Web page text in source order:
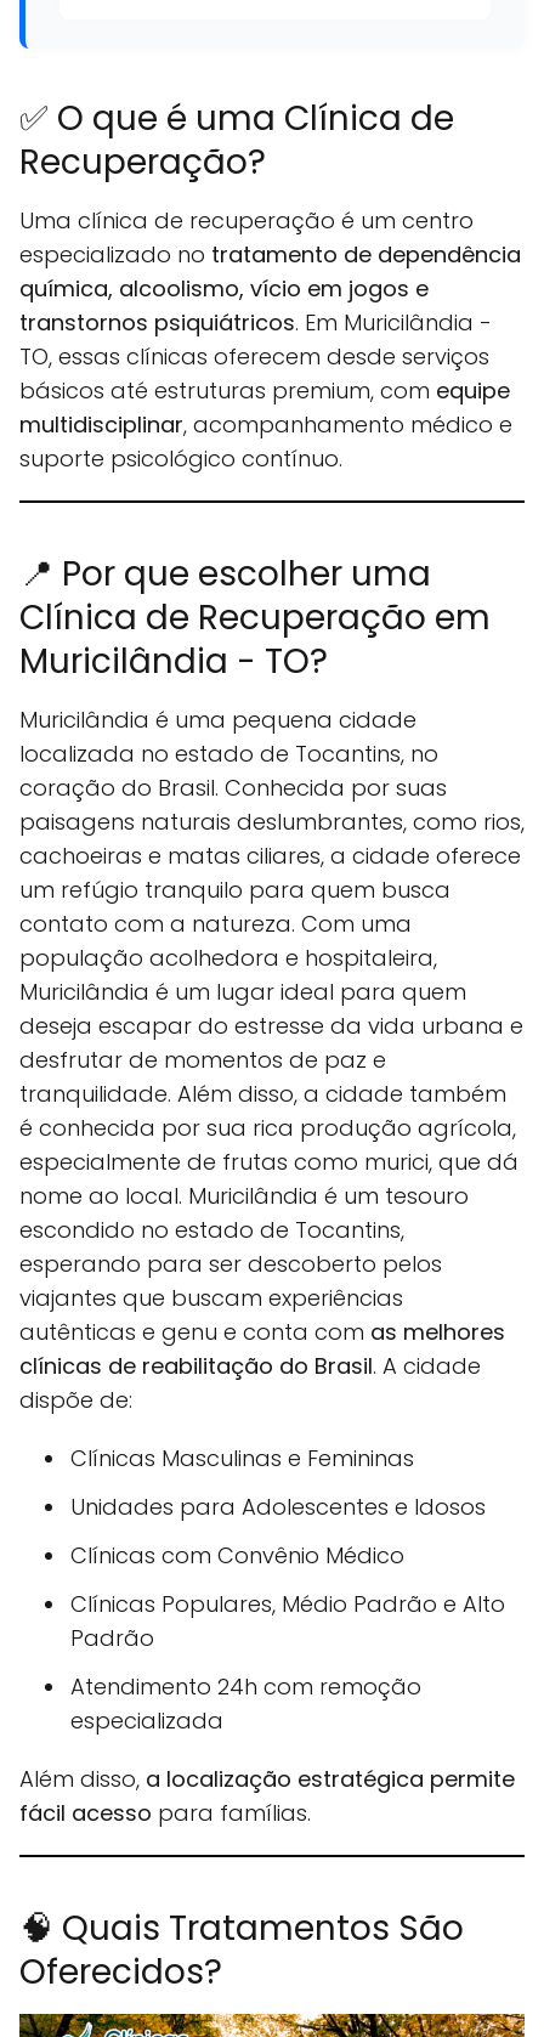
✅ O que é uma Clínica de
Recuperação?
Uma clínica de recuperação é um centro
especializado no tratamento de dependência
química, alcoolismo, vício em jogos e
transtornos psiquiátricos. Em Muricilândia -
TO, essas clínicas oferecem desde serviços
básicos até estruturas premium, com equipe
multidisciplinar, acompanhamento médico e
suporte psicológico contínuo.
📍 Por que escolher uma
Clínica de Recuperação em
Muricilândia - TO?
Muricilândia é uma pequena cidade
localizada no estado de Tocantins, no
coração do Brasil. Conhecida por suas
paisagens naturais deslumbrantes, como rios,
cachoeiras e matas ciliares, a cidade oferece
um refúgio tranquilo para quem busca
contato com a natureza. Com uma
população acolhedora e hospitaleira,
Muricilândia é um lugar ideal para quem
deseja escapar do estresse da vida urbana e
desfrutar de momentos de paz e
tranquilidade. Além disso, a cidade também
é conhecida por sua rica produção agrícola,
especialmente de frutas como murici, que dá
nome ao local. Muricilândia é um tesouro
escondido no estado de Tocantins,
esperando para ser descoberto pelos
viajantes que buscam experiências
autênticas e genu e conta com as melhores
clínicas de reabilitação do Brasil. A cidade
dispõe de:
Clínicas Masculinas e Femininas
Unidades para Adolescentes e Idosos
Clínicas com Convênio Médico
Clínicas Populares, Médio Padrão e Alto
Padrão
Atendimento 24h com remoção
especializada
Além disso, a localização estratégica permite
fácil acesso para famílias.
🧠 Quais Tratamentos São
Oferecidos?